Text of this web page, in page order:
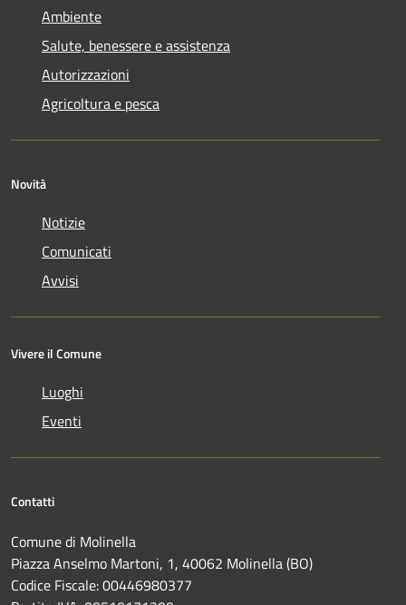
Ambiente
Salute, benessere e assistenza
Autorizzazioni
Agricoltura e pesca
Novità
Notizie
Comunicati
Avvisi
Vivere il Comune
Luoghi
Eventi
Contatti
Comune di Molinella
Piazza Anselmo Martoni, 1, 40062 Molinella (BO)
Codice Fiscale: 00446980377